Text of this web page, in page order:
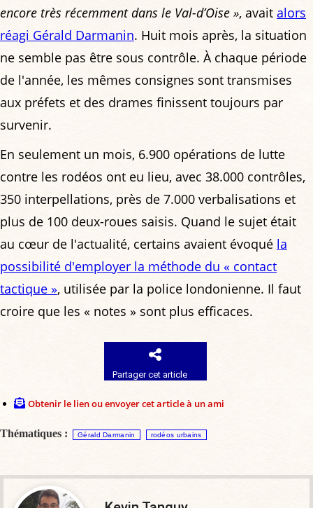
encore très récemment dans le Val-d’Oise », avait alors
réagi Gérald Darmanin. Huit mois après, la situation
ne semble pas être sous contrôle. À chaque période
de l'année, les mêmes consignes sont transmises
aux préfets et des drames finissent toujours par
survenir.
En seulement un mois, 6.900 opérations de lutte
contre les rodéos ont eu lieu, avec 38.000 contrôles,
350 interpellations, près de 7.000 verbalisations et
plus de 100 deux-roues saisis. Quand le sujet était
au cœur de l'actualité, certains avaient évoqué la
possibilité d'employer la méthode du « contact
tactique », utilisée par la police londonienne. Il faut
croire que les « notes » sont plus efficaces.
Partager cet article
Obtenir le lien ou envoyer cet article à un ami
Thématiques : Gérald Darmanin rodéos urbains